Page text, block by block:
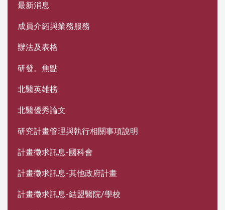
最新消息
成員介紹與業務服務
辦法及表格
研發。焦點
北醫英雄榜
北醫優秀論文
研究計畫管理與執行相關事項說明
計畫徵求訊息-國科會
計畫徵求訊息-其他政府計畫
計畫徵求訊息-結盟醫院/學校